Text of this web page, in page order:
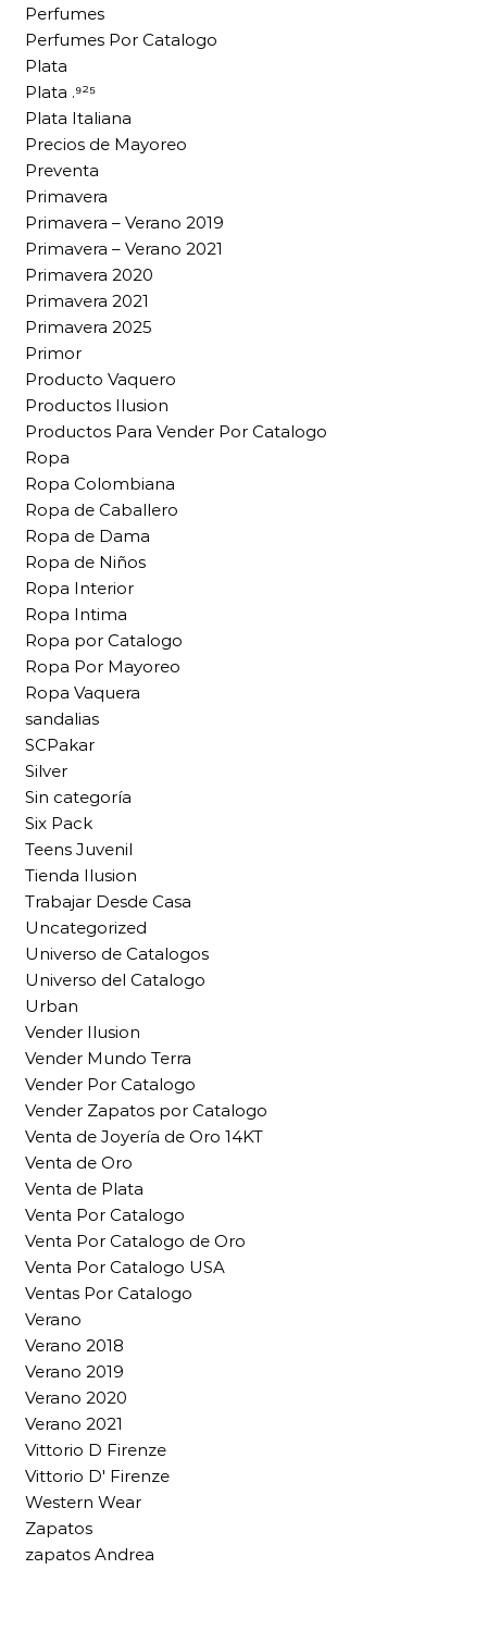
Perfumes
Perfumes Por Catalogo
Plata
Plata .⁹²⁵
Plata Italiana
Precios de Mayoreo
Preventa
Primavera
Primavera – Verano 2019
Primavera – Verano 2021
Primavera 2020
Primavera 2021
Primavera 2025
Primor
Producto Vaquero
Productos Ilusion
Productos Para Vender Por Catalogo
Ropa
Ropa Colombiana
Ropa de Caballero
Ropa de Dama
Ropa de Niños
Ropa Interior
Ropa Intima
Ropa por Catalogo
Ropa Por Mayoreo
Ropa Vaquera
sandalias
SCPakar
Silver
Sin categoría
Six Pack
Teens Juvenil
Tienda Ilusion
Trabajar Desde Casa
Uncategorized
Universo de Catalogos
Universo del Catalogo
Urban
Vender Ilusion
Vender Mundo Terra
Vender Por Catalogo
Vender Zapatos por Catalogo
Venta de Joyería de Oro 14KT
Venta de Oro
Venta de Plata
Venta Por Catalogo
Venta Por Catalogo de Oro
Venta Por Catalogo USA
Ventas Por Catalogo
Verano
Verano 2018
Verano 2019
Verano 2020
Verano 2021
Vittorio D Firenze
Vittorio D' Firenze
Western Wear
Zapatos
zapatos Andrea